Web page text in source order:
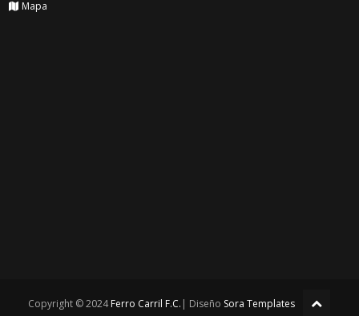
Mapa
Copyright © 2024Ferro Carril F.C. | Diseño Sora Templates